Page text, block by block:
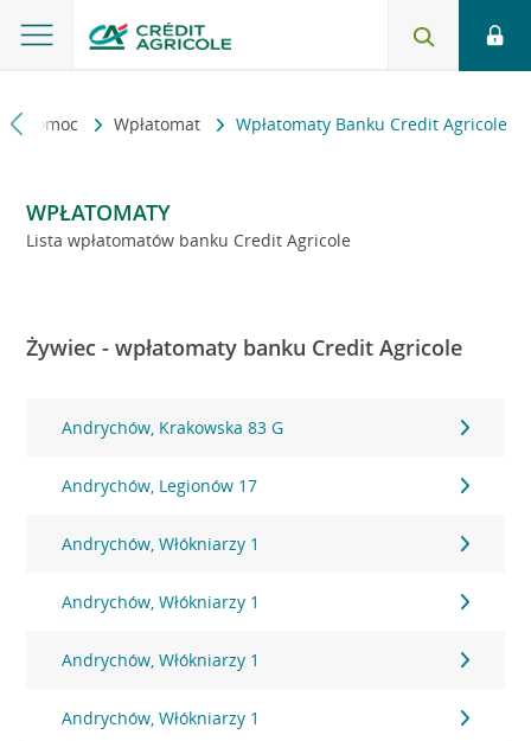
i pomoc Wpłatomat Wpłatomaty Banku Credit Agricole
WPŁATOMATY
Lista wpłatomatów banku Credit Agricole
Żywiec - wpłatomaty banku Credit Agricole
Andrychów, Krakowska 83 G
Andrychów, Legionów 17
Andrychów, Włókniarzy 1
Andrychów, Włókniarzy 1
Andrychów, Włókniarzy 1
Andrychów, Włókniarzy 1